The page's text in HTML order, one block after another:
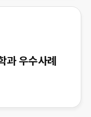
과 우수사례